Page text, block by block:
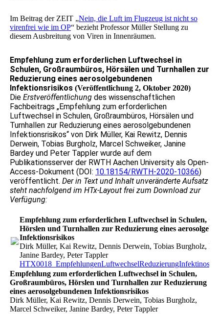
Im Beitrag der ZEIT „Nein, die Luft im Flugzeug ist nicht so
virenfrei wie im OP“ bezieht Professor Müller Stellung zu
diesem Ausbreitung von Viren in Innenräumen.
Empfehlung zum erforderlichen Luftwechsel in
Schulen, Großraumbüros, Hörsälen und Turnhallen zur
Reduzierung eines aerosolgebundenen
Infektionsrisikos (Veröffentlichung 2, Oktober 2020)
Die Erstveröffentlichung des wissenschaftlichen
Fachbeitrags „Empfehlung zum erforderlichen
Luftwechsel in Schulen, Großraumbüros, Hörsälen und
Turnhallen zur Reduzierung eines aerosolgebundenen
Infektionsrisikos“ von Dirk Müller, Kai Rewitz, Dennis
Derwein, Tobias Burgholz, Marcel Schweiker, Janine
Bardey und Peter Tappler wurde auf dem
Publikationsserver der RWTH Aachen University als Open-
Access-Dokument (DOI: 10.18154/RWTH-2020-10366)
veröffentlicht. Der in Text und Inhalt unveränderte Aufsatz
steht nachfolgend im HTx-Layout frei zum Download zur
Verfügung:
Empfehlung zum erforderlichen Luftwechsel in Schulen,
Hörslen und Turnhallen zur Reduzierung eines
Infektionsrisikos
Dirk Müller, Kai Rewitz, Dennis Derwein, Tobias Burgholz,
Janine Bardey, Peter Tappler
Empfehlung zum erforderlichen Luftwechsel in Schulen,
Großraumbüros, Hörslen und Turnhallen zur Reduzierung
eines aerosolgebundenen Infektionsrisikos
Dirk Müller, Kai Rewitz, Dennis Derwein, Tobias Burgholz,
Marcel Schweiker, Janine Bardey, Peter Tappler